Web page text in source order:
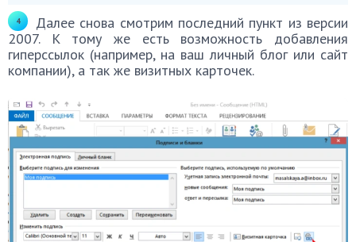
Далее снова смотрим последний пункт из версии
2007. К тому же есть возможность добавления
гиперссылок (например, на ваш личный блог или сайт
компании), а так же визитных карточек.